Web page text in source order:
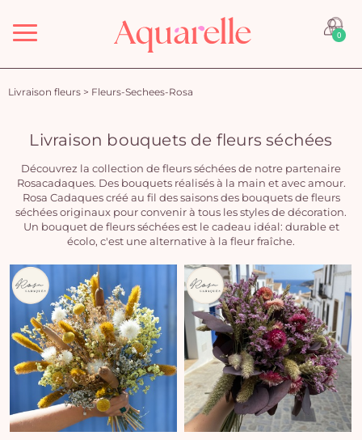
Menu 0
Livraison fleurs > Fleurs-Sechees-Rosa
Livraison bouquets de fleurs séchées
Découvrez la collection de fleurs séchées de notre partenaire
Rosacadaques. Des bouquets réalisés à la main et avec amour.
Rosa Cadaques créé au fil des saisons des bouquets de fleurs
séchées originaux pour convenir à tous les styles de décoration.
Un bouquet de fleurs séchées est le cadeau idéal: durable et
écolo, c'est une alternative à la fleur fraîche.